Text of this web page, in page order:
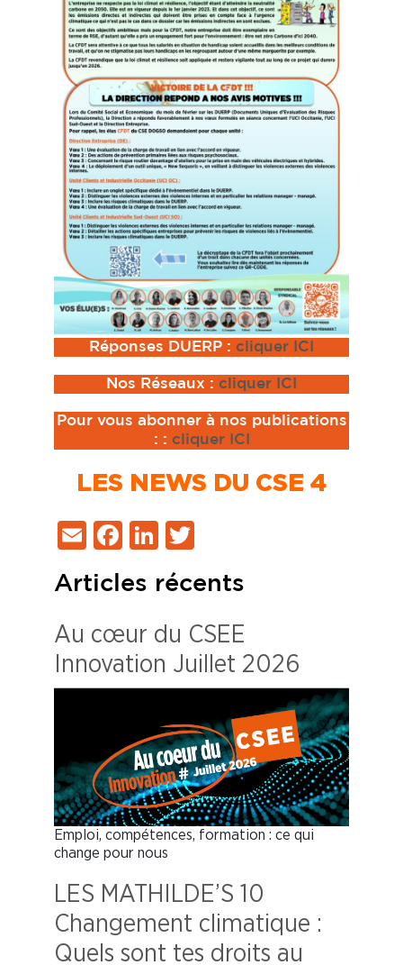
Réponses DUERP : cliquer ICI
Nos Réseaux : cliquer ICI
Pour vous abonner à nos publications
: : cliquer ICI
LES NEWS DU CSE 4
EmailFacebook
LinkedIn
Articles récents
Au cœur du CSEE
Innovation Juillet 2026
Emploi, compétences, formation : ce qui
change pour nous
LES MATHILDE’S 10
Changement climatique :
Quels sont tes droits au